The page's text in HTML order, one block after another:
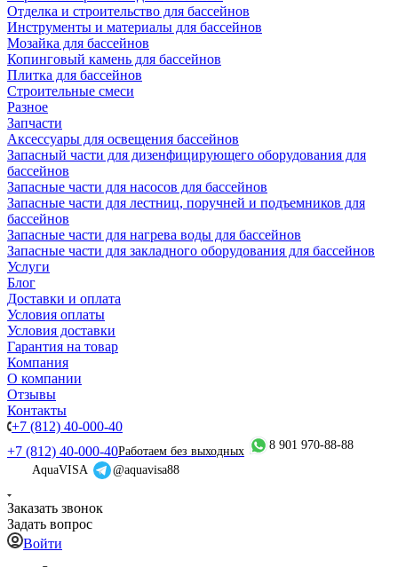
Отделка и строительство для бассейнов
Инструменты и материалы для бассейнов
Мозайка для бассейнов
Копинговый камень для бассейнов
Плитка для бассейнов
Строительные смеси
Разное
Запчасти
Аксессуары для освещения бассейнов
Запасный части для дизенфицирующего оборудования для
бассейнов
Запасные части для насосов для бассейнов
Запасные части для лестниц, поручней и подъемников для
бассейнов
Запасные части для нагрева воды для бассейнов
Запасные части для закладного оборудования для бассейнов
Услуги
Блог
Доставки и оплата
Условия оплаты
Условия доставки
Гарантия на товар
Компания
О компании
Отзывы
Контакты
+7 (812) 40-000-40
+7 (812) 40-000-40Работаем без выходных
8 901 970-88-88
AquaVISA
@aquavisa88
Заказать звонок
Задать вопрос
Войти